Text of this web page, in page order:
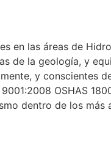
en las áreas de
de la geología, y
y conscientes
OSHAS
dentro de los más